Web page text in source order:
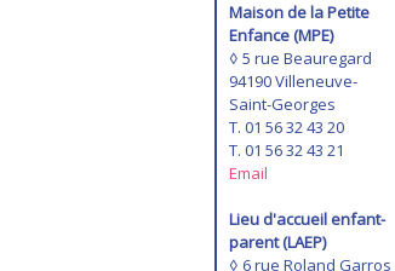
Maison de la Petite
Enfance (MPE)
◊ 5 rue Beauregard
94190 Villeneuve-
Saint-Georges
T. 01 56 32 43 20
T. 01 56 32 43 21
Email
Lieu d'accueil enfant-
parent (LAEP)
◊ 6 rue Roland Garros